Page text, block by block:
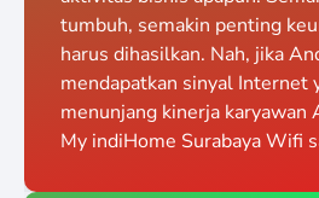
tumbuh, semakin penting
harus dihasilkan. Nah, jika
mendapatkan sinyal Internet
menunjang kinerja karyawan
My indiHome Surabaya Wifi